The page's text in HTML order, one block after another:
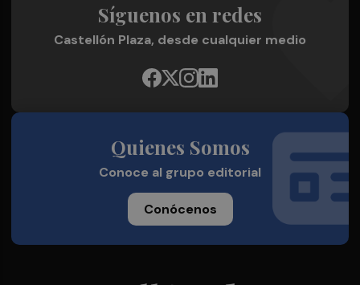
Síguenos en redes
Castellón Plaza, desde cualquier medio
Quienes Somos
Conoce al grupo editorial
Conócenos